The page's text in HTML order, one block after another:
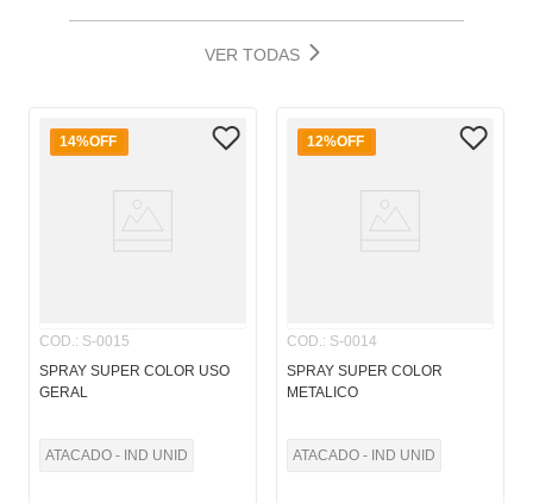
VER TODAS
14%OFF
COD. : S-0015
SPRAY SUPER COLOR USO
GERAL
ATACADO - IND UNID
12%OFF
COD. : S-0014
SPRAY SUPER COLOR
METALICO
ATACADO - IND UNID